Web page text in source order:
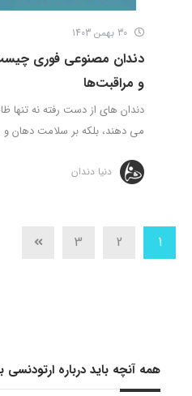
دندان مصنوعی فوری
و مراقبت‌ها
دندان‌ های از دست رفته نه تنها
می‌ دهند، بلکه بر سلامت دهان
دنیا دندان
1
2
3
همه آنچه باید درباره ارتودنسی